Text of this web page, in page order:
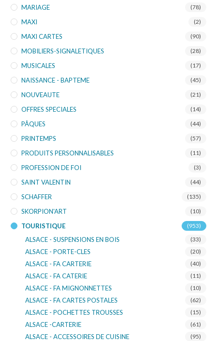
MARIAGE (78)
MAXI (2)
MAXI CARTES (90)
MOBILIERS-SIGNALETIQUES (28)
MUSICALES (17)
NAISSANCE - BAPTEME (45)
NOUVEAUTE (21)
OFFRES SPECIALES (14)
PÂQUES (44)
PRINTEMPS (57)
PRODUITS PERSONNALISABLES (11)
PROFESSION DE FOI (3)
SAINT VALENTIN (44)
SCHAFFER (135)
SKORPION'ART (10)
TOURISTIQUE (953)
ALSACE - SUSPENSIONS EN BOIS (33)
ALSACE - PORTE-CLES (20)
ALSACE - FA CARTERIE (40)
ALSACE - FA CATERIE (11)
ALSACE - FA MIGNONNETTES (10)
ALSACE - FA CARTES POSTALES (62)
ALSACE - POCHETTES TROUSSES (15)
ALSACE -CARTERIE (61)
ALSACE - ACCESSOIRES DE CUISINE (95)